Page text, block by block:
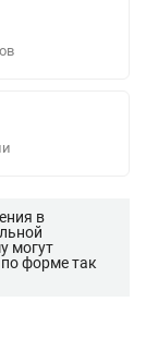
в
могут
форме так